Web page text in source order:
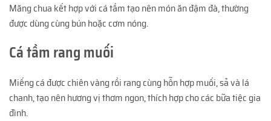
Măng chua kết hợp với cá tầm tạo nên món ăn đậm đà, thường
được dùng cùng bún hoặc cơm nóng.
Cá tầm rang muối
Miếng cá được chiên vàng rồi rang cùng hỗn hợp muối, sả và lá
chanh, tạo nên hương vị thơm ngon, thích hợp cho các bữa tiệc gia
đình.